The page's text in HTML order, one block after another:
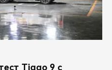
Tiggo 9 с